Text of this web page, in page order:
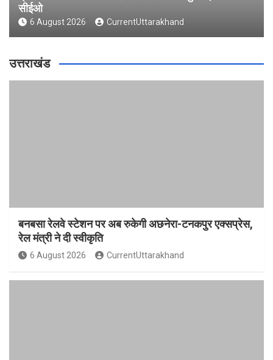
सीईओ
6 August 2026 CurrentUttarakhand
उत्तराखंड
बनबसा रेलवे स्टेशन पर अब रुकेगी अछनेरा-टनकपुर एक्सप्रेस,
रेल मंत्री ने दी स्वीकृति
6 August 2026 CurrentUttarakhand